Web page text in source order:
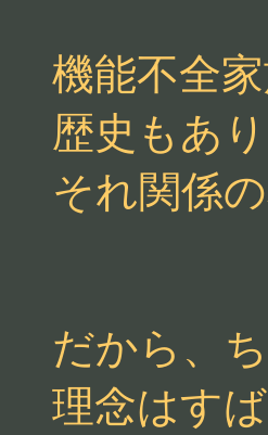
機能不全
歴史もあ
それ関係
だから、
理念はす